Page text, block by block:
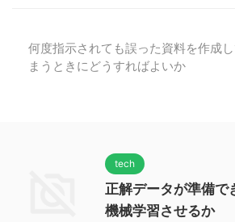
何度指示されても誤った資料を作成
まうときにどうすればよいか
tech
正解データが準備で
機械学習させるか